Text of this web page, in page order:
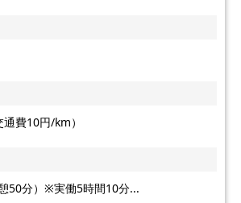
費10円/km）
50分）※実働5時間10分...